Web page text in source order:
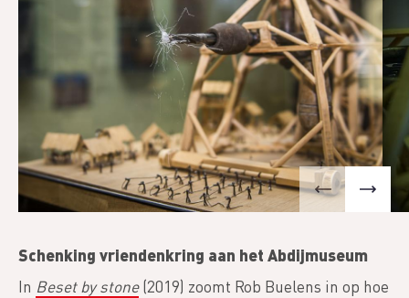
Schenking vriendenkring aan het Abdijmuseum
In Beset by stone(2019) zoomt Rob Buelens in op hoe